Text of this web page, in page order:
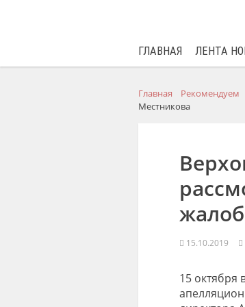
ГЛАВНАЯ ЛЕНТА
Главная Рекомендуем
Местникова
15.10.2019
15 октября